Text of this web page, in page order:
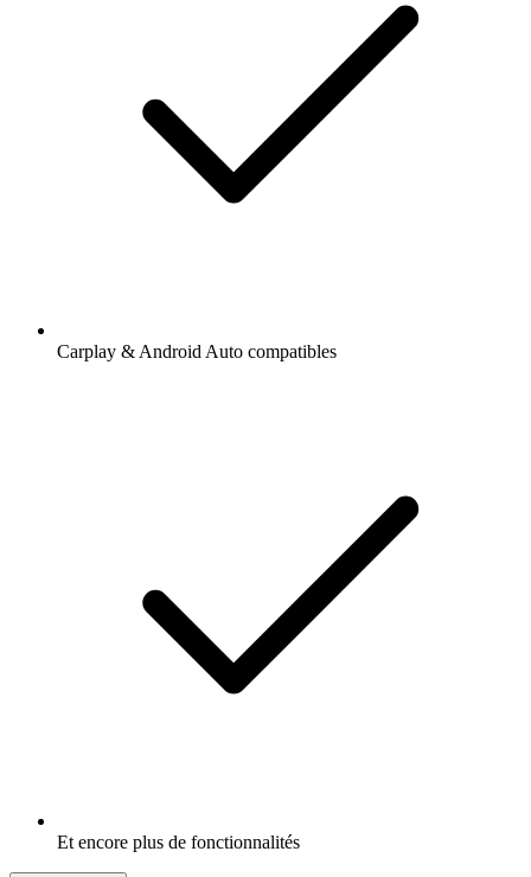
Carplay & Android Auto compatibles
Et encore plus de fonctionnalités